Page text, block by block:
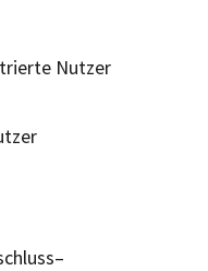
Nutzer